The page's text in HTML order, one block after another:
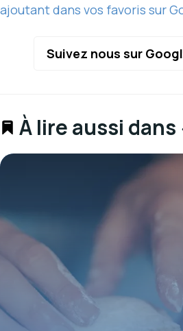
ajoutant dans vos favoris sur
Suivez nous sur
À lire aussi